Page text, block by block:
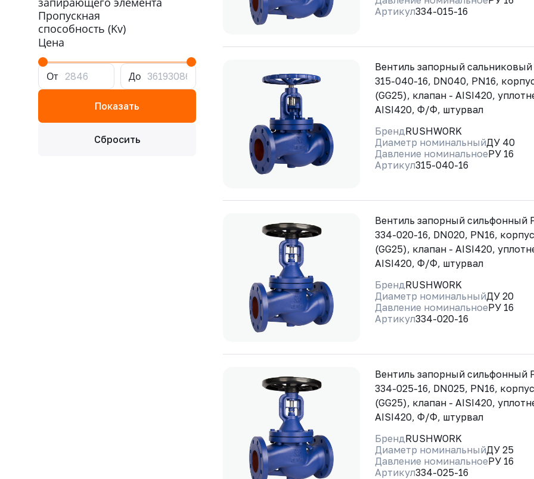
Пропускная
способность (Kv)
Цена
От До
Артикул334-015-16
Вентиль запорный
315-040-16, DN040, PN16,
(GG25), клапан - AISI420,
AISI420, Ф/Ф, штурвал
БрендRUSHWORK
Диаметр номинальныйДУ 40
Давление номинальноеРУ 16
Артикул315-040-16
Вентиль запорный
334-020-16, DN020, PN16,
(GG25), клапан - AISI420,
AISI420, Ф/Ф, штурвал
БрендRUSHWORK
Диаметр номинальныйДУ 20
Давление номинальноеРУ 16
Артикул334-020-16
Вентиль запорный
334-025-16, DN025, PN16,
(GG25), клапан - AISI420,
AISI420, Ф/Ф, штурвал
БрендRUSHWORK
Диаметр номинальныйДУ 25
Давление номинальноеРУ 16
Артикул334-025-16